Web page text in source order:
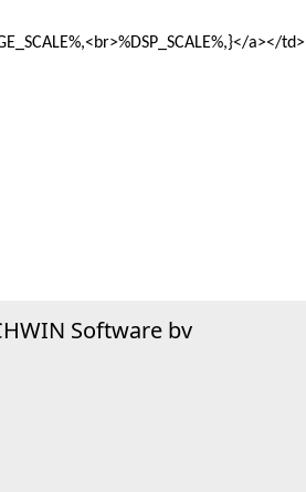
a></td>
Software bv